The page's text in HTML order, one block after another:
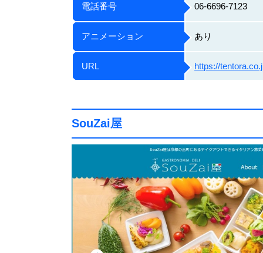
電話番号 06-6696-7123
アニメーション あり
URL https://
SouZai屋